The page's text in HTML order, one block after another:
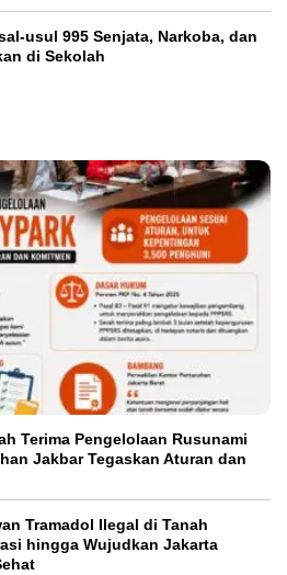
usul 995 Senjata, Narkoba, dan
di Sekolah
Terima Pengelolaan Rusunami
Jakbar Tegaskan Aturan dan
Tramadol Ilegal di Tanah
hingga Wujudkan Jakarta